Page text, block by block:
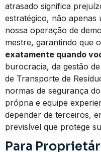
atrasado significa
estratégico, não
nossa operação de
mestre, garantindo que
exatamente quando
burocracia, da gestão
de Transporte de
normas de segurança
própria e equipe
depender de terceiros,
previsível que protege
Para